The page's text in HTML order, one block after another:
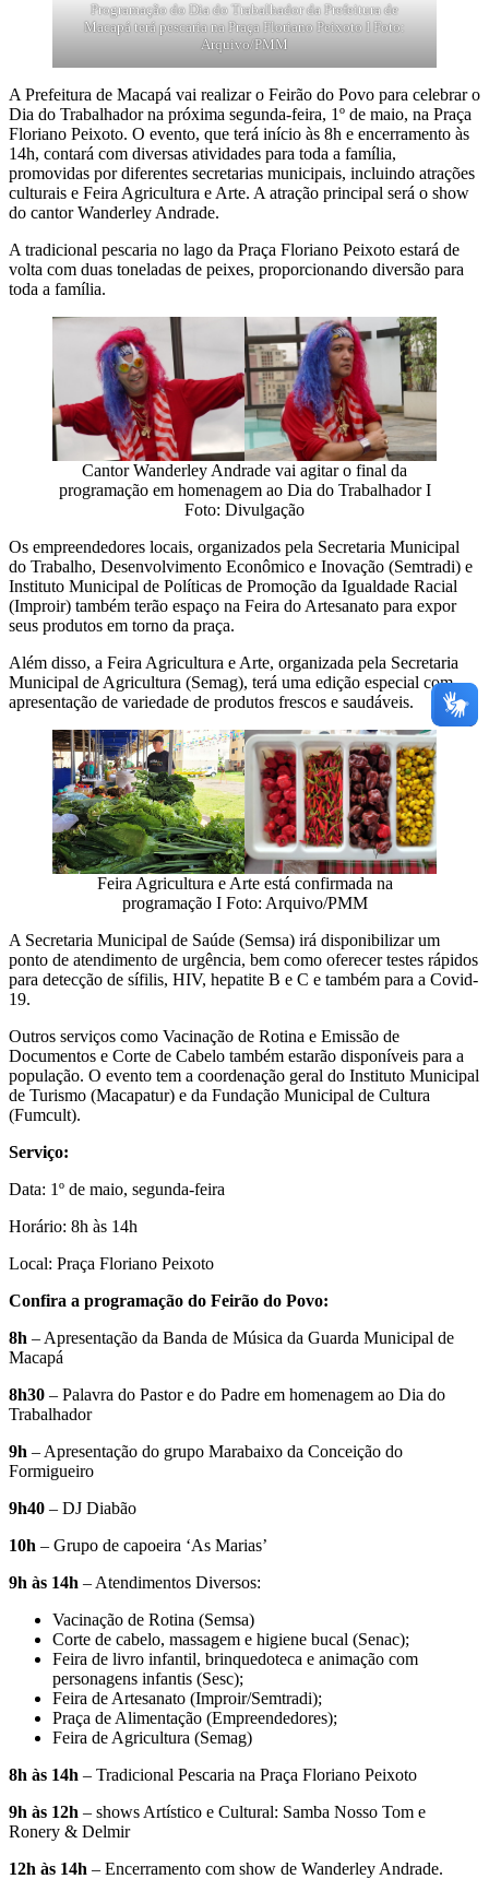
Programação do Dia do Trabalhador da Prefeitura de
Macapá terá pescaria na Praça Floriano Peixoto I Foto:
Arquivo/PMM
A Prefeitura de Macapá vai realizar o Feirão do Povo para celebrar o
Dia do Trabalhador na próxima segunda-feira, 1º de maio, na Praça
Floriano Peixoto. O evento, que terá início às 8h e encerramento às
14h, contará com diversas atividades para toda a família,
promovidas por diferentes secretarias municipais, incluindo atrações
culturais e Feira Agricultura e Arte. A atração principal será o show
do cantor Wanderley Andrade.
A tradicional pescaria no lago da Praça Floriano Peixoto estará de
volta com duas toneladas de peixes, proporcionando diversão para
toda a família.
Cantor Wanderley Andrade vai agitar o final da
programação em homenagem ao Dia do Trabalhador I
Foto: Divulgação
Os empreendedores locais, organizados pela Secretaria Municipal
do Trabalho, Desenvolvimento Econômico e Inovação (Semtradi) e
Instituto Municipal de Políticas de Promoção da Igualdade Racial
(Improir) também terão espaço na Feira do Artesanato para expor
seus produtos em torno da praça.
Além disso, a Feira Agricultura e Arte, organizada pela Secretaria
Municipal de Agricultura (Semag), terá uma edição especial com
apresentação de variedade de produtos frescos e saudáveis.
Feira Agricultura e Arte está confirmada na
programação I Foto: Arquivo/PMM
A Secretaria Municipal de Saúde (Semsa) irá disponibilizar um
ponto de atendimento de urgência, bem como oferecer testes rápidos
para detecção de sífilis, HIV, hepatite B e C e também para a Covid-
19.
Outros serviços como Vacinação de Rotina e Emissão de
Documentos e Corte de Cabelo também estarão disponíveis para a
população. O evento tem a coordenação geral do Instituto Municipal
de Turismo (Macapatur) e da Fundação Municipal de Cultura
(Fumcult).
Serviço:
Data: 1º de maio, segunda-feira
Horário: 8h às 14h
Local: Praça Floriano Peixoto
Confira a programação do Feirão do Povo:
8h – Apresentação da Banda de Música da Guarda Municipal de
Macapá
8h30 – Palavra do Pastor e do Padre em homenagem ao Dia do
Trabalhador
9h – Apresentação do grupo Marabaixo da Conceição do
Formigueiro
9h40 – DJ Diabão
10h – Grupo de capoeira ‘As Marias’
9h às 14h – Atendimentos Diversos:
Vacinação de Rotina (Semsa)
Corte de cabelo, massagem e higiene bucal (Senac);
Feira de livro infantil, brinquedoteca e animação com
personagens infantis (Sesc);
Feira de Artesanato (Improir/Semtradi);
Praça de Alimentação (Empreendedores);
Feira de Agricultura (Semag)
8h às 14h – Tradicional Pescaria na Praça Floriano Peixoto
9h às 12h – shows Artístico e Cultural: Samba Nosso Tom e
Ronery & Delmir
12h às 14h – Encerramento com show de Wanderley Andrade.